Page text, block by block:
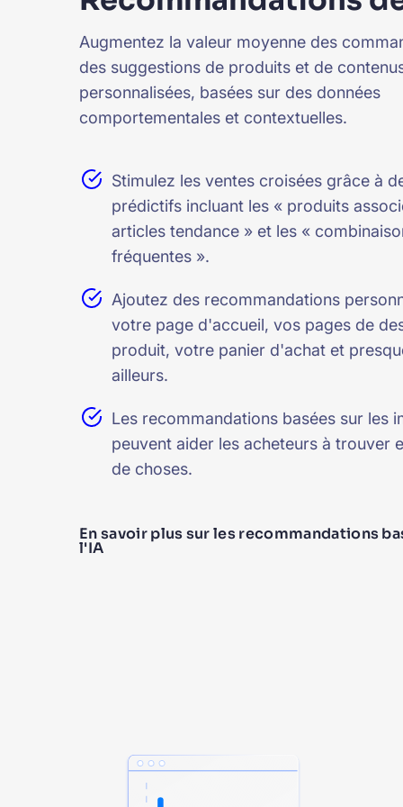
Augmentez la valeur moyenne des
des suggestions de produits et de
personnalisées, basées sur des données
comportementales et contextuelles.
Stimulez les ventes croisées grâce à
prédictifs incluant les « produits
articles tendance » et les «
fréquentes ».
Ajoutez des recommandations
votre page d'accueil, vos pages de
produit, votre panier d'achat et
ailleurs.
Les recommandations basées sur les
peuvent aider les acheteurs à trouver
de choses.
En savoir plus sur les recommandations
l'IA